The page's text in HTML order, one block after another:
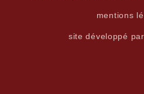
mentions
site développé